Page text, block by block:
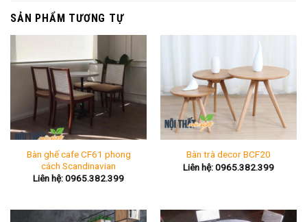
SẢN PHẨM TƯƠNG TỰ
Bàn ghế cafe CF61 phong
cách Scandinavian
Liên hệ: 0965.382.399
Bàn trà decor BCF20
Liên hệ: 0965.382.399